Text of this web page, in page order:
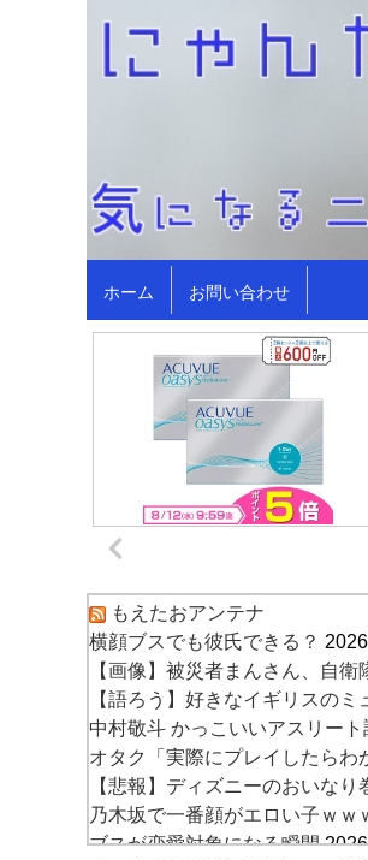
ホーム お問い合わせ
もえたおアンテナ
横顔ブスでも彼氏できる？
【画像】被災者まんさん、自
【語ろう】好きなイギリスのミ
中村敬斗 かっこいいアスリー
オタク「実際にプレイしたら
【悲報】ディズニーのおいな
乃木坂で一番顔がエロい子ｗｗ
ブスが恋愛対象になる瞬間